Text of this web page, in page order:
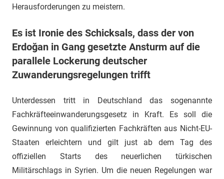
Herausforderungen zu meistern.
Es ist Ironie des Schicksals, dass der von
Erdoğan in Gang gesetzte Ansturm auf die
parallele Lockerung deutscher
Zuwanderungsregelungen trifft
Unterdessen tritt in Deutschland das sogenannte
Fachkräfteeinwanderungsgesetz in Kraft. Es soll die
Gewinnung von qualifizierten Fachkräften aus Nicht-EU-
Staaten erleichtern und gilt just ab dem Tag des
offiziellen Starts des neuerlichen türkischen
Militärschlags in Syrien. Um die neuen Regelungen war